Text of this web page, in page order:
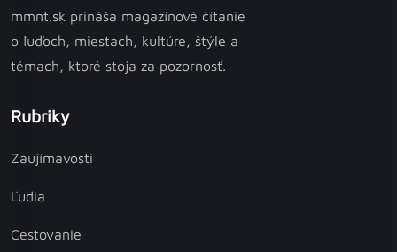
mmnt.sk prináša magazínové čítanie
o ľuďoch, miestach, kultúre, štýle a
témach, ktoré stoja za pozornosť.
Rubriky
Zaujímavosti
Ľudia
Cestovanie